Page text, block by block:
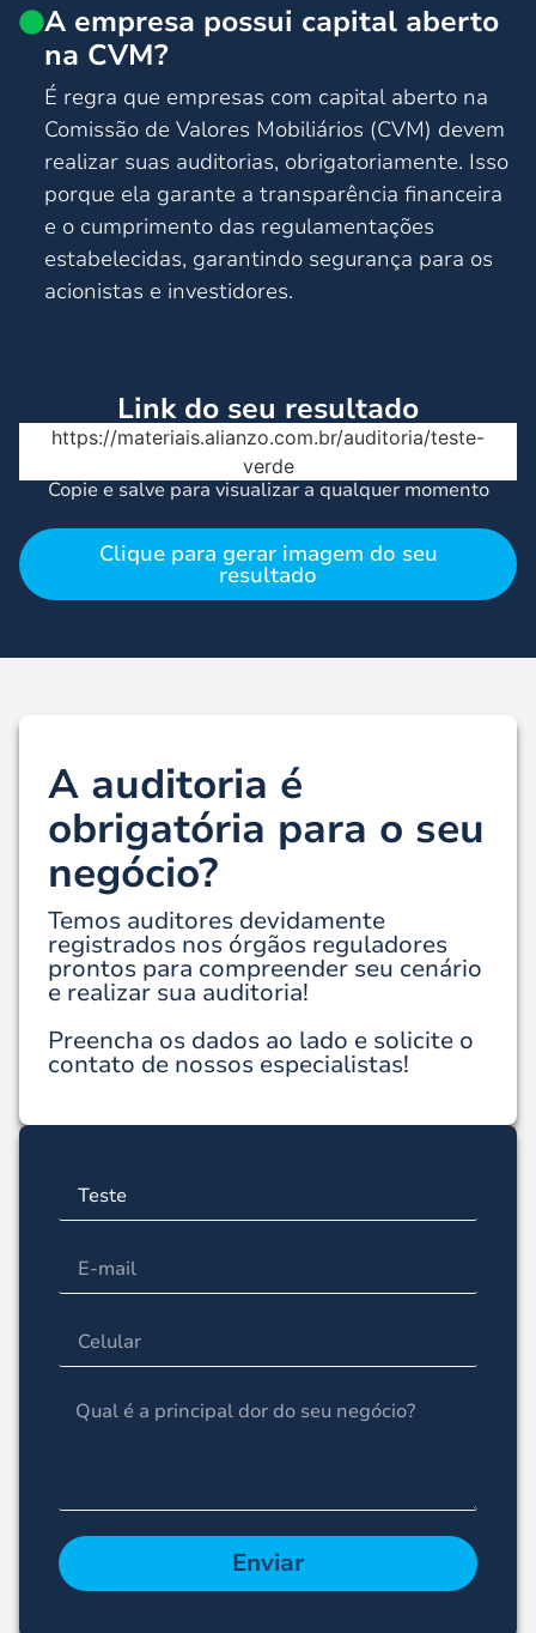
A empresa possui capital aberto
na CVM?
É regra que empresas com capital aberto na
Comissão de Valores Mobiliários (CVM) devem
realizar suas auditorias, obrigatoriamente. Isso
porque ela garante a transparência financeira
e o cumprimento das regulamentações
estabelecidas, garantindo segurança para os
acionistas e investidores.
Link do seu resultado
https://materiais.alianzo.com.br/auditoria/teste-
verde
Copie e salve para visualizar a qualquer momento
Clique para gerar imagem do seu
resultado
A auditoria é
obrigatória para o seu
negócio?
Temos auditores devidamente
registrados nos órgãos reguladores
prontos para compreender seu cenário
e realizar sua auditoria!
Preencha os dados ao lado e solicite o
contato de nossos especialistas!
Enviar